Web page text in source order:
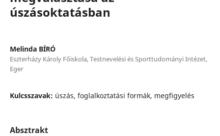
úszásoktatásban
Melinda BÍRÓ
Eszterházy Károly Főiskola, Testnevelési és Sporttudományi Intézet,
Eger
Kulcsszavak: úszás, foglalkoztatási formák, megfigyelés
Absztrakt